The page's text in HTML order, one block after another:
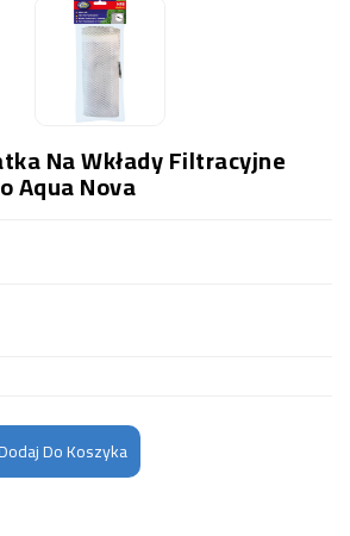
Na Wkłady Filtracyjne
Aqua Nova
Do Koszyka